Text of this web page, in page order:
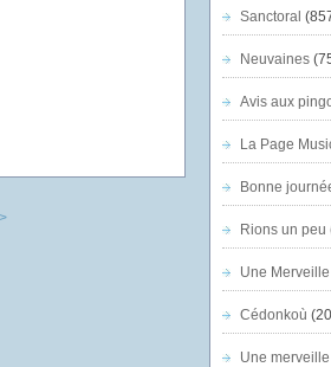
Sanctoral
Neuvaines
Avis aux
La Page
Bonne
Rions un peu
Une
Cédonkoù
Une